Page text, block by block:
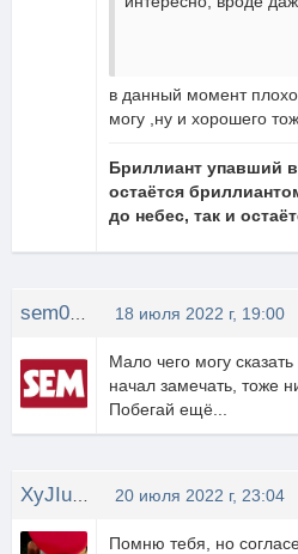
в данный момент
могу ,ну и хорошего
Бриллиант упавший
остаётся
до небес, так и
18 июля 2022 г, 19:00
Мало чего могу
начал замечать, тоже
Побегай ещё...
20 июля 2022 г, 23:04
Помню тебя, но